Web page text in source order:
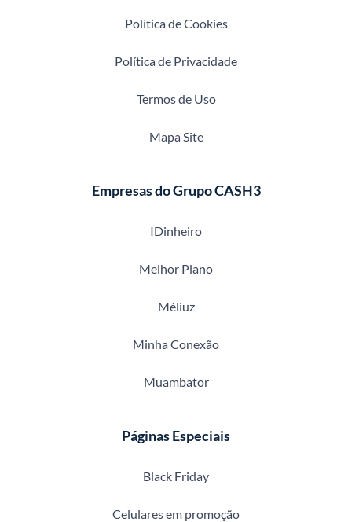
Política de Cookies
Política de Privacidade
Termos de Uso
Mapa Site
Empresas do Grupo CASH3
IDinheiro
Melhor Plano
Méliuz
Minha Conexão
Muambator
Páginas Especiais
Black Friday
Celulares em promoção